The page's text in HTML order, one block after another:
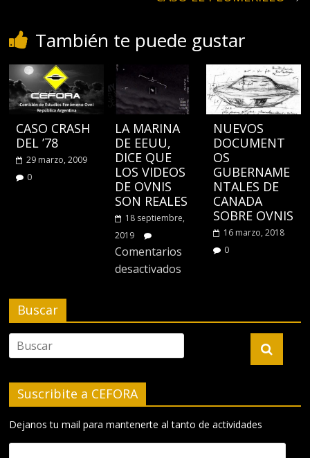
También te puede gustar
CASO CRASH
DEL ’78
29 marzo, 2009
0
LA MARINA
DE EEUU,
DICE QUE
LOS VIDEOS
DE OVNIS
SON REALES
18 septiembre,
2019
Comentarios
desactivados
NUEVOS
DOCUMENT
OS
GUBERNAME
NTALES DE
CANADA
SOBRE OVNIS
16 marzo, 2018
0
Buscar
Suscribite a CEFORA
Dejanos tu mail para mantenerte al tanto de actividades